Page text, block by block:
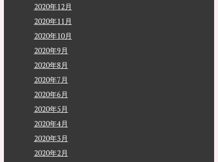
2020年12月
2020年11月
2020年10月
2020年9月
2020年8月
2020年7月
2020年6月
2020年5月
2020年4月
2020年3月
2020年2月